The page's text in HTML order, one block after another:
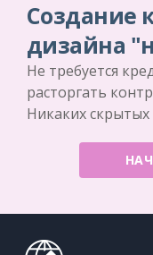
Создание
дизайна
Не требуется
расторгать
Никаких скрытых